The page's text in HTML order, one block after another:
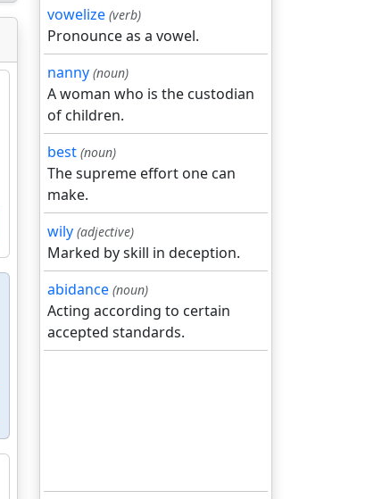
vowelize (verb)
Pronounce as a vowel.
nanny (noun)
A woman who is the custodian
of children.
best (noun)
The supreme effort one can
make.
wily (adjective)
Marked by skill in deception.
abidance (noun)
Acting according to certain
accepted standards.